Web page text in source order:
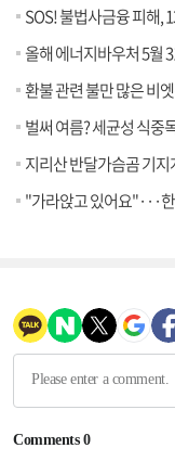
SOS! 불법사금융 피해,
올해 에너지바우처 5월
환불 관련 불만 많은 비
벌써 여름? 세균성 식중
지리산 반달가슴곰 기
"가라앉고 있어요"···한